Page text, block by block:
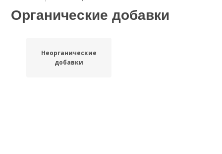
Органические добавки
Неорганические
добавки